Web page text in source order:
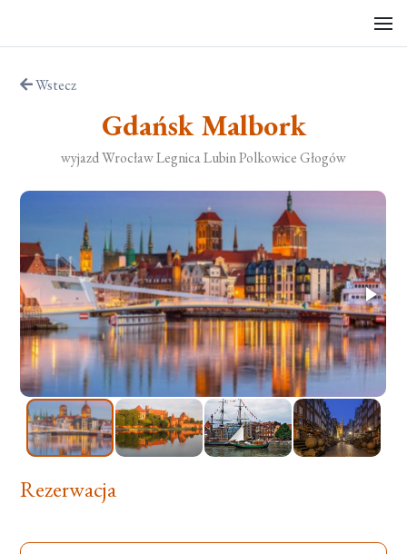
Wstecz
Gdańsk Malbork
wyjazd Wrocław Legnica Lubin Polkowice Głogów
Rezerwacja